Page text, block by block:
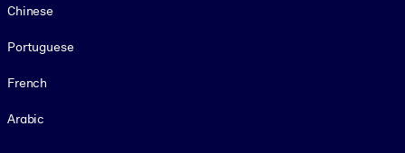
Chinese
Portuguese
French
Arabic